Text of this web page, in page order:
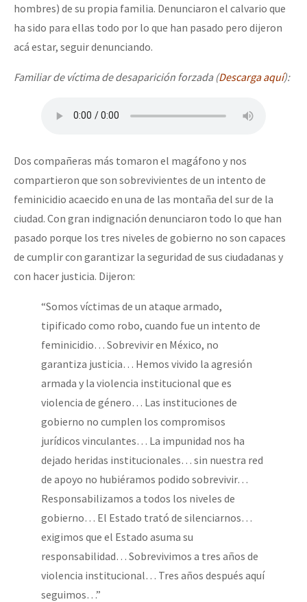
hombres) de su propia familia. Denunciaron el calvario que
ha sido para ellas todo por lo que han pasado pero dijeron
acá estar, seguir denunciando.
Familiar de víctima de desaparición forzada (Descarga aquí):
Dos compañeras más tomaron el magáfono y nos
compartieron que son sobrevivientes de un intento de
feminicidio acaecido en una de las montaña del sur de la
ciudad. Con gran indignación denunciaron todo lo que han
pasado porque los tres niveles de gobierno no son capaces
de cumplir con garantizar la seguridad de sus ciudadanas y
con hacer justicia. Dijeron:
“Somos víctimas de un ataque armado,
tipificado como robo, cuando fue un intento de
feminicidio… Sobrevivir en México, no
garantiza justicia… Hemos vivido la agresión
armada y la violencia institucional que es
violencia de género… Las instituciones de
gobierno no cumplen los compromisos
jurídicos vinculantes… La impunidad nos ha
dejado heridas institucionales… sin nuestra red
de apoyo no hubiéramos podido sobrevivir…
Responsabilizamos a todos los niveles de
gobierno… El Estado trató de silenciarnos…
exigimos que el Estado asuma su
responsabilidad… Sobrevivimos a tres años de
violencia institucional… Tres años después aquí
seguimos…”